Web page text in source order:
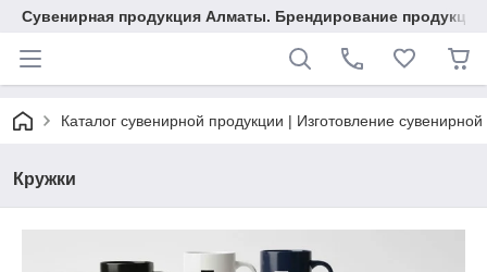
Сувенирная продукция Алматы. Брендирование
Каталог сувенирной продукции | Изготовление
Кружки